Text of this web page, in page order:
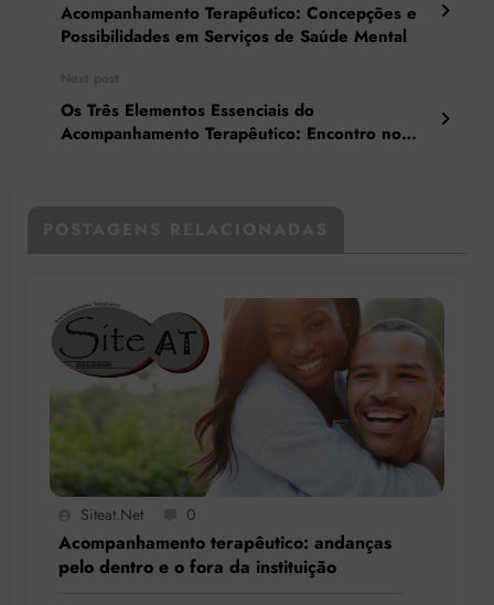
Acompanhamento Terapêutico: Concepções e
Possibilidades em Serviços de Saúde Mental
Os Três Elementos Essenciais do
Acompanhamento Terapêutico: Encontro no
Siteat.net 0
Acompanhamento terapêutico: andanças
pelo dentro e o fora da instituição